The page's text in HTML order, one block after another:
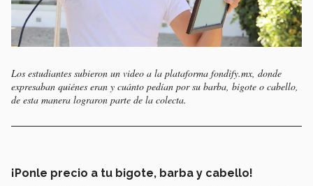
Los estudiantes subieron un video a la plataforma fondify.mx, donde
expresaban quiénes eran y cuánto pedían por su barba, bigote o cabello,
de esta manera lograron parte de la colecta.
¡Ponle precio a tu bigote, barba y cabello!